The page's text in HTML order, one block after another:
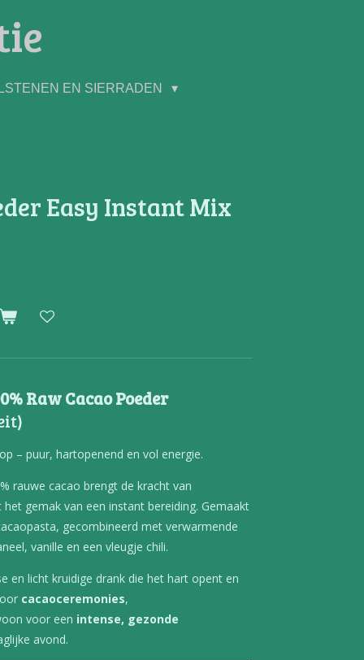
EN SIERRADEN
Easy Instant Mix
Raw Cacao Poeder
– puur, hartopenend en vol energie.
rauwe cacao brengt de kracht van
gemak van een instant bereiding. Gemaakt
gecombineerd met verwarmende
vanille en een vleugje chili.
en licht kruidige drank die het hart opent en
cacaoceremonies,
voor een intense, gezonde
avond.